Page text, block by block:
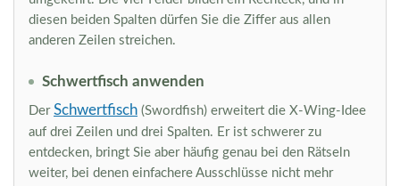
diesen beiden Spalten dürfen Sie die Ziffer aus allen
anderen Zeilen streichen.
Schwertfisch anwenden
Der Schwertfisch (Swordfish) erweitert die X-Wing-Idee
auf drei Zeilen und drei Spalten. Er ist schwerer zu
entdecken, bringt Sie aber häufig genau bei den Rätseln
weiter, bei denen einfachere Ausschlüsse nicht mehr